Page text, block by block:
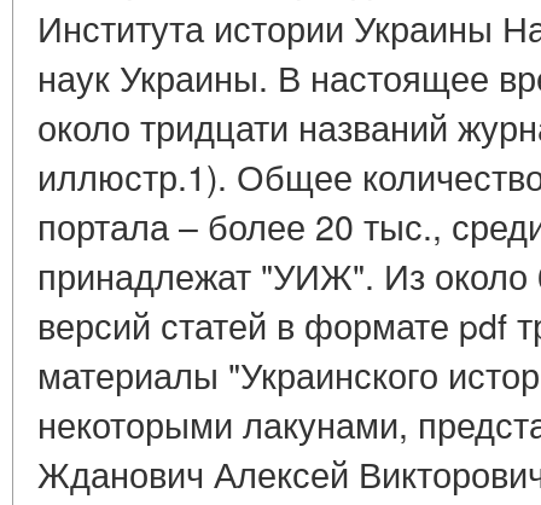
Института истории Украины
наук Украины. В настоящее
около тридцати названий
иллюстр.1). Общее
портала – более 20 тыс.,
принадлежат "УИЖ". Из около
версий статей в формате pdf
материалы "Украинского
некоторыми лакунами,
Жданович Алексей